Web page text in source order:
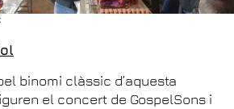
binomi clàssic d’aquesta
el concert de GospelSons i